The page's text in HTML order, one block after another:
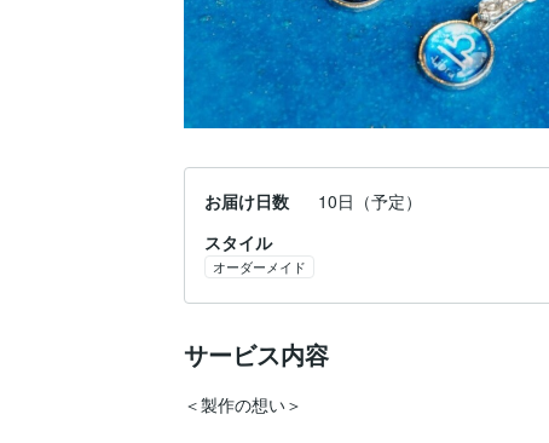
お届け日数
10日（予定）
スタイル
オーダーメイド
サービス内容
＜製作の想い＞